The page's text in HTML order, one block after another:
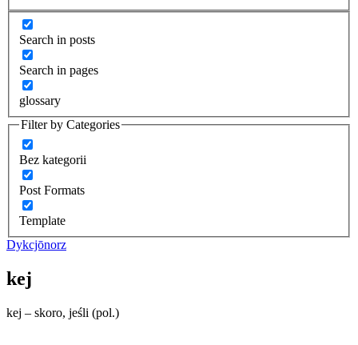
Search in posts
Search in pages
glossary
Filter by Categories
Bez kategorii
Post Formats
Template
Dykcjōnorz
kej
kej – skoro, jeśli (pol.)